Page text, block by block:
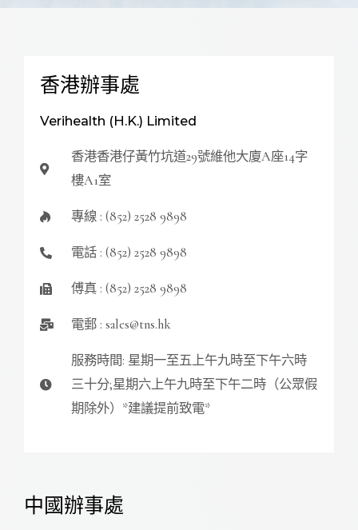
香港辦事處
Verihealth (H.K.) Limited
香港香港仔黃竹坑道29號維他大廈A座14字
樓A1室
專線 : (852) 2528 9898
電話 : (852) 2528 9898
傅真 : (852) 2528 9898
電郵 : sales@tns.hk
服務時間: 星期一至五上午九時至下午六時
三十分;星期六上午九時至下午二時（公眾假
期除外）*建議提前致電*
中國辦事處